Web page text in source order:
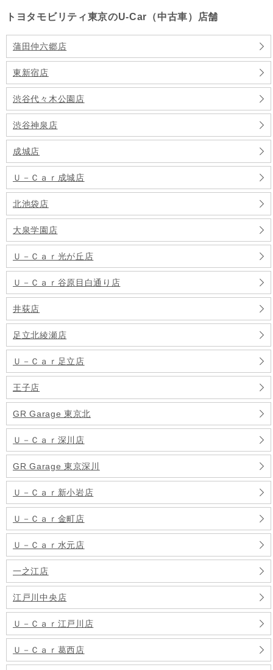
トヨタモビリティ東京のU-Car（中古車）店舗
蒲田仲六郷店
東新宿店
渋谷代々木公園店
渋谷神泉店
成城店
Ｕ－Ｃａｒ成城店
北池袋店
大泉学園店
Ｕ－Ｃａｒ光が丘店
Ｕ－Ｃａｒ谷原目白通り店
井荻店
足立北綾瀬店
Ｕ－Ｃａｒ足立店
王子店
GR Garage 東京北
Ｕ－Ｃａｒ深川店
GR Garage 東京深川
Ｕ－Ｃａｒ新小岩店
Ｕ－Ｃａｒ金町店
Ｕ－Ｃａｒ水元店
一之江店
江戸川中央店
Ｕ－Ｃａｒ江戸川店
Ｕ－Ｃａｒ葛西店